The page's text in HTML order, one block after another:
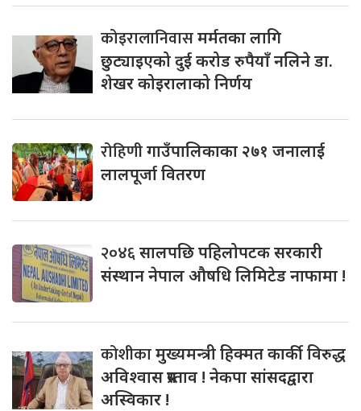
कोइरालानिवासमर्मतका लागि
छुट्याइएको दुई करोड रुपैयाँ नलिने डा.
शेखर कोइरालाको निर्णय
रोहिणीगाउँपालिकाका २७१ जनालाई
लालपूर्जा वितरण
२०४६सालपछि पहिलोपटक सरकारी
संस्थान नेपाल औषधि लिमिटेड नाफामा !
कोशीकामुख्यमन्त्री हिक्मत कार्की विरुद्ध
अविश्वास प्रस्ताव ! नेकपा सांसदद्वारा
अस्विकार !